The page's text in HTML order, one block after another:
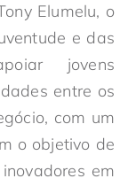
Elumelu, o
e das
jovens
entre os
com um
o objetivo de
em